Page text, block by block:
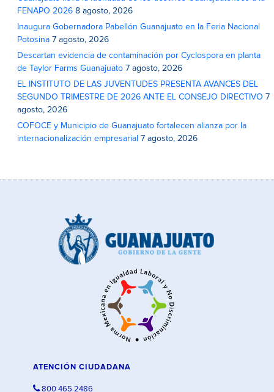
FENAPO 2026 8 agosto, 2026
Inaugura Gobernadora Pabellón Guanajuato en la Feria Nacional
Potosina 7 agosto, 2026
Descartan evidencia de contaminación por Cyclospora en planta
de Taylor Farms Guanajuato 7 agosto, 2026
EL INSTITUTO DE LAS JUVENTUDES PRESENTA AVANCES DEL
SEGUNDO TRIMESTRE DE 2026 ANTE EL CONSEJO DIRECTIVO 7
agosto, 2026
COFOCE y Municipio de Guanajuato fortalecen alianza por la
internacionalización empresarial 7 agosto, 2026
ATENCIÓN CIUDADANA
800 465 2486